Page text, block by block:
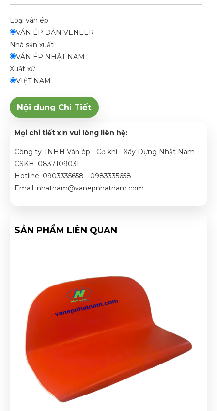
Loại ván ép
VÁN ÉP DÁN VENEER
Nhà sản xuất
VÁN ÉP NHẬT NAM
Xuất xứ
VIỆT NAM
Nội dung Chi Tiết
Mọi chi tiết xin vui lòng liên hệ:
Công ty TNHH Ván ép - Cơ khí - Xây Dựng Nhật Nam
CSKH: 0837109031
Hotline: 0903335658 - 0983335658
Email: nhatnam@vanepnhatnam.com
SẢN PHẨM LIÊN QUAN